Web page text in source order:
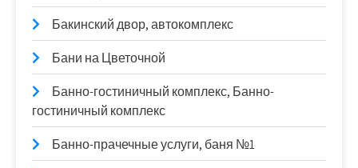
Бакинский двор, автокомплекс
Бани на Цветочной
Банно-гостиничный комплекс, Банно-
гостиничный комплекс
Банно-прачечные услуги, баня №1